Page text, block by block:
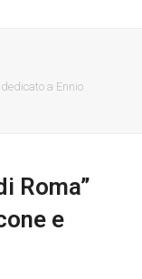
a Ennio
Roma”
e